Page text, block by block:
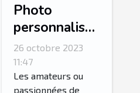
Photo
personnalisée
: comment
personnalisé
sa photo avec
26 octobre 2023
11:47
Les amateurs ou
passionnées de